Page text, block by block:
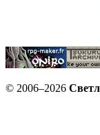
© 2006–2026